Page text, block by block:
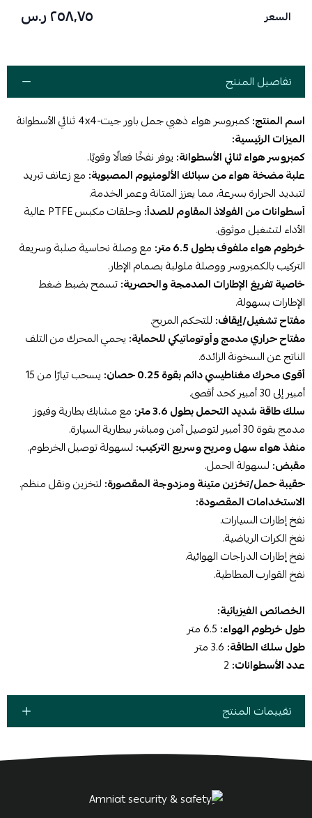
السعر ٢٥٨٫٧٥ ر.س
تفاصيل المنتج
اسم المنتج:كمبروسر هواء ذهبي جمل باور جيت-4x4 ثنائي الأسطوانة
الميزات الرئيسية:
كمبروسر هواء ثنائي الأسطوانة: يوفر نفخًا فعالًا وقويًا.
علبة مضخة هواء من سبائك الألومنيوم المصبوبة: مع زعانف تبريد
لتبديد الحرارة بسرعة، مما يعزز المتانة وعمر الخدمة.
أسطوانات من الفولاذ المقاوم للصدأ:
وحلقات مكبس PTFE عالية
الأداء لتشغيل موثوق.
خرطوم هواء ملفوف بطول 6.5 متر:
مع وصلة نحاسية صلبة وسريعة
التركيب بالكمبروسر ووصلة ملولبة بصمام الإطار.
خاصية تفريغ الإطارات المدمجة والحصرية:تسمح بضبط ضغط
الإطارات بسهولة.
مفتاح تشغيل/إيقاف: للتحكم المريح.
مفتاح حراري مدمج وأوتوماتيكي للحماية: يحمي المحرك من التلف
الناتج عن السخونة الزائدة.
أقوى محرك مغناطيسي دائم بقوة 0.25 حصان:
يسحب تيارًا من 15
أمبير إلى 30 أمبير كحد أقصى.
سلك طاقة شديد التحمل بطول 3.6 متر:
مع مشابك بطارية وفيوز
مدمج بقوة 30 أمبير لتوصيل آمن ومباشر ببطارية السيارة.
منفذ هواء سهل ومريح وسريع التركيب: لسهولة توصيل الخرطوم.
مقبض: لسهولة الحمل.
حقيبة حمل/تخزين متينة ومزدوجة المقصورة: لتخزين ونقل منظم.
الاستخدامات المقصودة:
نفخ إطارات السيارات.
نفخ الكرات الرياضية.
نفخ إطارات الدراجات الهوائية.
نفخ القوارب المطاطية.
الخصائص الفيزيائية:
طول خرطوم الهواء:
طول سلك الطاقة:
عدد الأسطوانات:
تقييمات المنتج